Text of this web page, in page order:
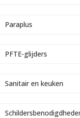
Paraplus
PFTE-glijders
Sanitair en keuken